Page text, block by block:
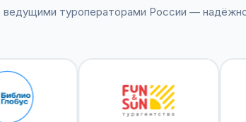
туроператорами России — надёжно